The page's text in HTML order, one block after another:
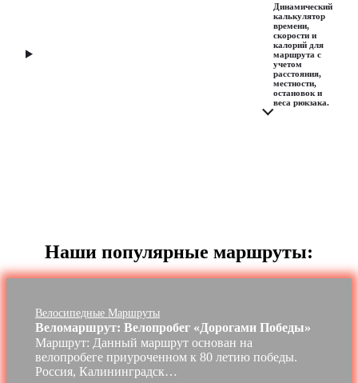
Динамический
калькулятор
времени,
скорости и
калорий для
маршрута с
учетом
расстояния,
местности,
остановок и
веса рюкзака.
Наши популярные маршруты:
Велосипедные Маршруты
Веломаршрут: Велопробег «Дорогами Победы»
Маршрут: Данный маршрут основан на
велопробеге приуроченном к 80 летию победы.
Россия, Калининградск…